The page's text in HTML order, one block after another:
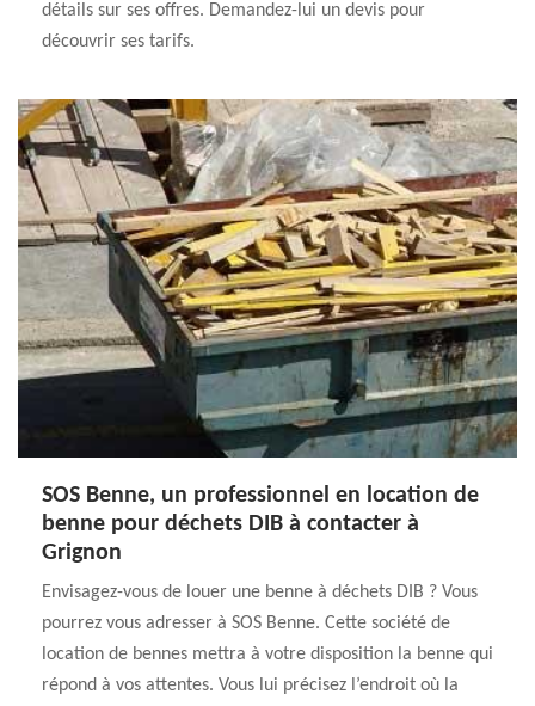
détails sur ses offres. Demandez-lui un devis pour
découvrir ses tarifs.
SOS Benne, un professionnel en location de
benne pour déchets DIB à contacter à
Grignon
Envisagez-vous de louer une benne à déchets DIB ? Vous
pourrez vous adresser à SOS Benne. Cette société de
location de bennes mettra à votre disposition la benne qui
répond à vos attentes. Vous lui précisez l’endroit où la